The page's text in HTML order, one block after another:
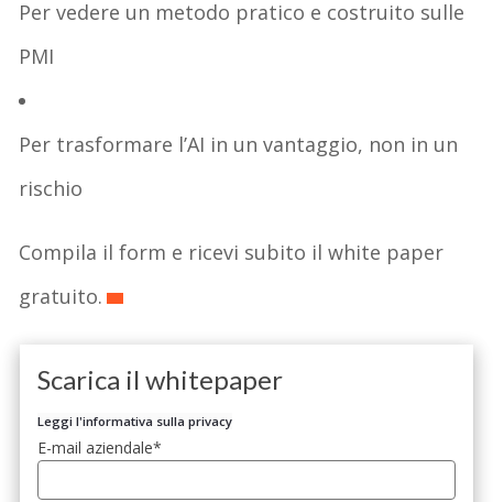
Per vedere un metodo pratico e costruito sulle
PMI
Per trasformare l’AI in un vantaggio, non in un
rischio
Compila il form e ricevi subito il white paper
gratuito.
Scarica il whitepaper
Leggi l'informativa sulla privacy
E-mail aziendale*